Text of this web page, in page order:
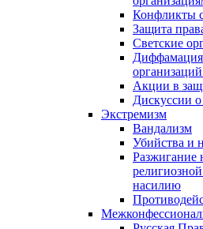
Конфликты
Защита
Светские
Акции в
Дискуссии
Экстремизм
Вандализм
Убийства и
Разжигание
насилию